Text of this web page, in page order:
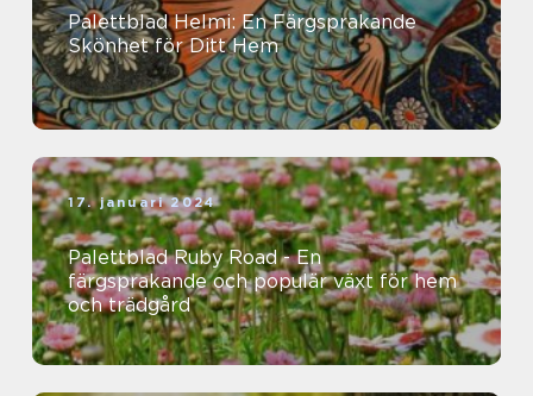
Palettblad Helmi: En Färgsprakande
Skönhet för Ditt Hem
17. januari 2024
Palettblad Ruby Road - En
färgsprakande och populär växt för hem
och trädgård